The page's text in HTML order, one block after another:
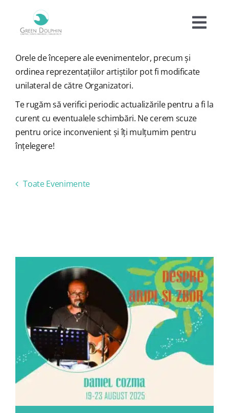
content
Cazare
Tarife
Contact
Orele de începere ale evenimentelor, precum și
ordinea reprezentațiilor artiștilor pot fi modificate
unilateral de către Organizatori.
Te rugăm să verifici periodic actualizările pentru a fi la
curent cu eventualele schimbări. Ne cerem scuze
pentru orice inconvenient și îți mulțumim pentru
înțelegere!
Toate Evenimente